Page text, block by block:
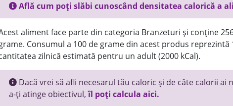
Află cum poți slăbi cunoscând densitatea calorică a
aliment face parte din categoria Branzeturi și conține
Consumul a 100 de grame din acest produs reprezintă
zilnică estimată pentru un adult (2000 kCal).
Dacă vrei să afli necesarul tău caloric și de câte calorii ai
a-ți atinge obiectivul,îl poți calcula aici.